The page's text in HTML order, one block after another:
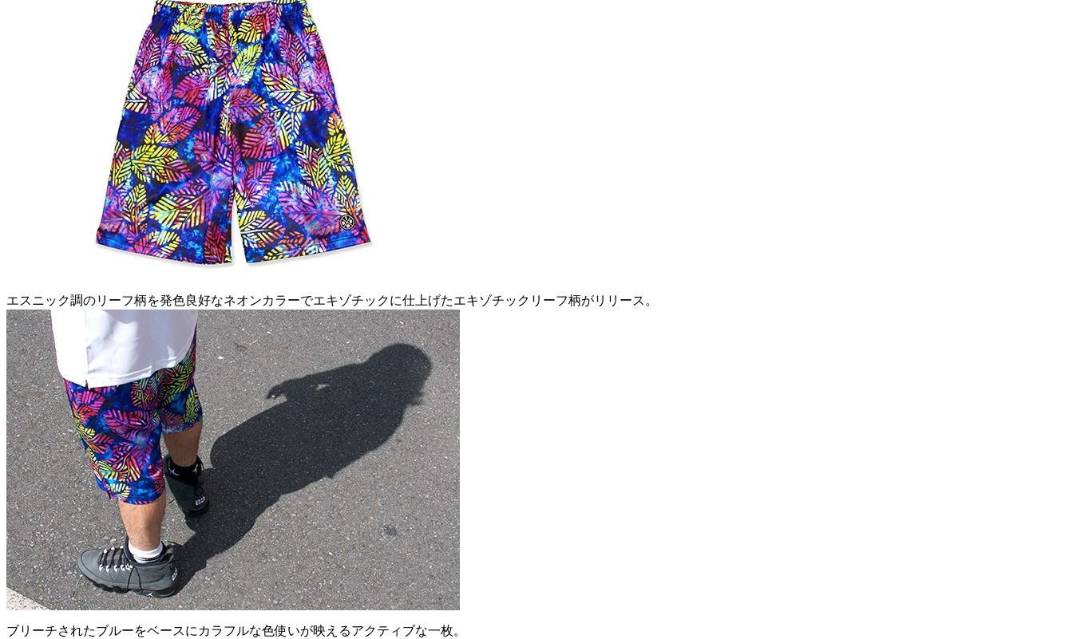
エスニック調のリーフ柄を発色良好なネオンカラーでエキゾチックに仕上げたエキゾチックリーフ柄がリリース。
ブリーチされたブルーをベースにカラフルな色使いが映えるアクティブな一枚。